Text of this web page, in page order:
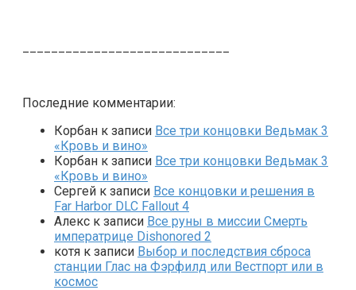
Последние комментарии:
Корбан к записи Все три концовки Ведьмак 3
«Кровь и вино»
Корбан к записи Все три концовки Ведьмак 3
«Кровь и вино»
Сергей к записи Все концовки и решения в
Far Harbor DLC Fallout 4
Алекс к записи Все руны в миссии Смерть
императрице Dishonored 2
котя к записи Выбор и последствия сброса
станции Глас на Фэрфилд или Вестпорт или в
космос